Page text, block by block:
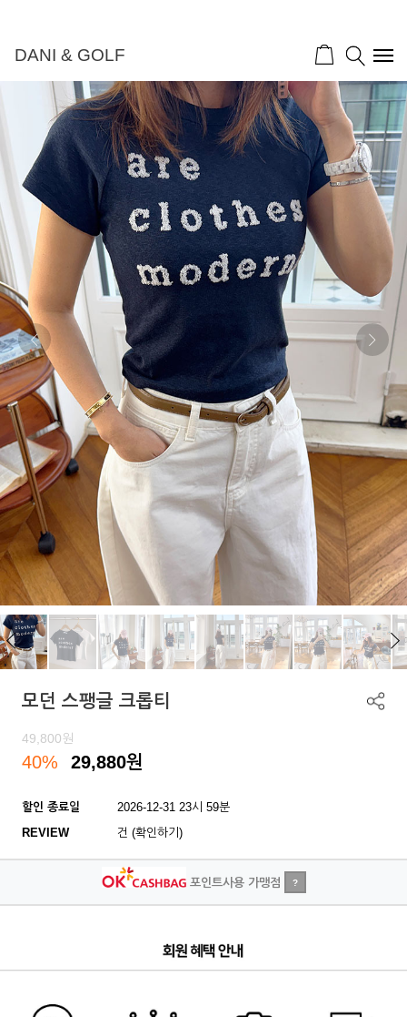
DANI & GOLF
모던 스팽글 크롭티
49,800원
40% 29,880원
할인 종료일
2026-12-31 23시 59분
REVIEW
건 (확인하기)
포인트사용 가맹점 ?